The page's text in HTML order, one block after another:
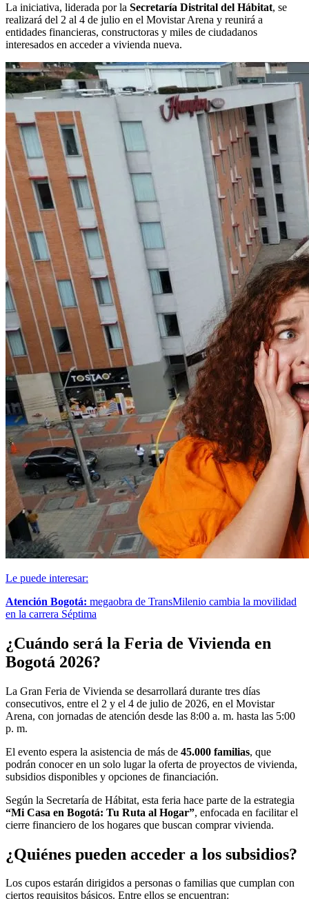
La iniciativa, liderada por la Secretaría Distrital del Hábitat, se
realizará del 2 al 4 de julio en el Movistar Arena y reunirá a
entidades financieras, constructoras y miles de ciudadanos
interesados en acceder a vivienda nueva.
Le puede interesar:
Atención Bogotá: megaobra de TransMilenio cambia la movilidad
en la carrera Séptima
¿Cuándo será la Feria de Vivienda en
Bogotá 2026?
La Gran Feria de Vivienda se desarrollará durante tres días
consecutivos, entre el 2 y el 4 de julio de 2026, en el Movistar
Arena, con jornadas de atención desde las 8:00 a. m. hasta las 5:00
p. m.
El evento espera la asistencia de más de 45.000 familias, que
podrán conocer en un solo lugar la oferta de proyectos de vivienda,
subsidios disponibles y opciones de financiación.
Según la Secretaría de Hábitat, esta feria hace parte de la estrategia
“Mi Casa en Bogotá: Tu Ruta al Hogar”, enfocada en facilitar el
cierre financiero de los hogares que buscan comprar vivienda.
¿Quiénes pueden acceder a los subsidios?
Los cupos estarán dirigidos a personas o familias que cumplan con
ciertos requisitos básicos. Entre ellos se encuentran: